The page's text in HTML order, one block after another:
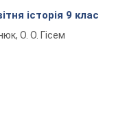
історія 9 клас
О. О. Гісем